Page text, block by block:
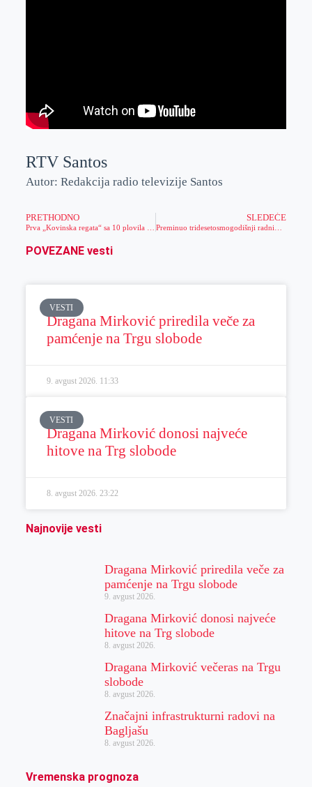
RTV Santos
Autor: Redakcija radio televizije Santos
PRETHODNO SLEDEĆE
POVEZANE vesti
VESTI
Dragana Mirković priredila veče za
pamćenje na Trgu slobode
9. avgust 2026. 11:33
VESTI
Dragana Mirković donosi najveće
hitove na Trg slobode
8. avgust 2026. 23:22
Najnovije vesti
Dragana Mirković priredila veče za
pamćenje na Trgu slobode
9. avgust 2026.
Dragana Mirković donosi najveće
hitove na Trg slobode
8. avgust 2026.
Dragana Mirković večeras na Trgu
slobode
8. avgust 2026.
Značajni infrastrukturni radovi na
Bagljašu
8. avgust 2026.
Vremenska prognoza